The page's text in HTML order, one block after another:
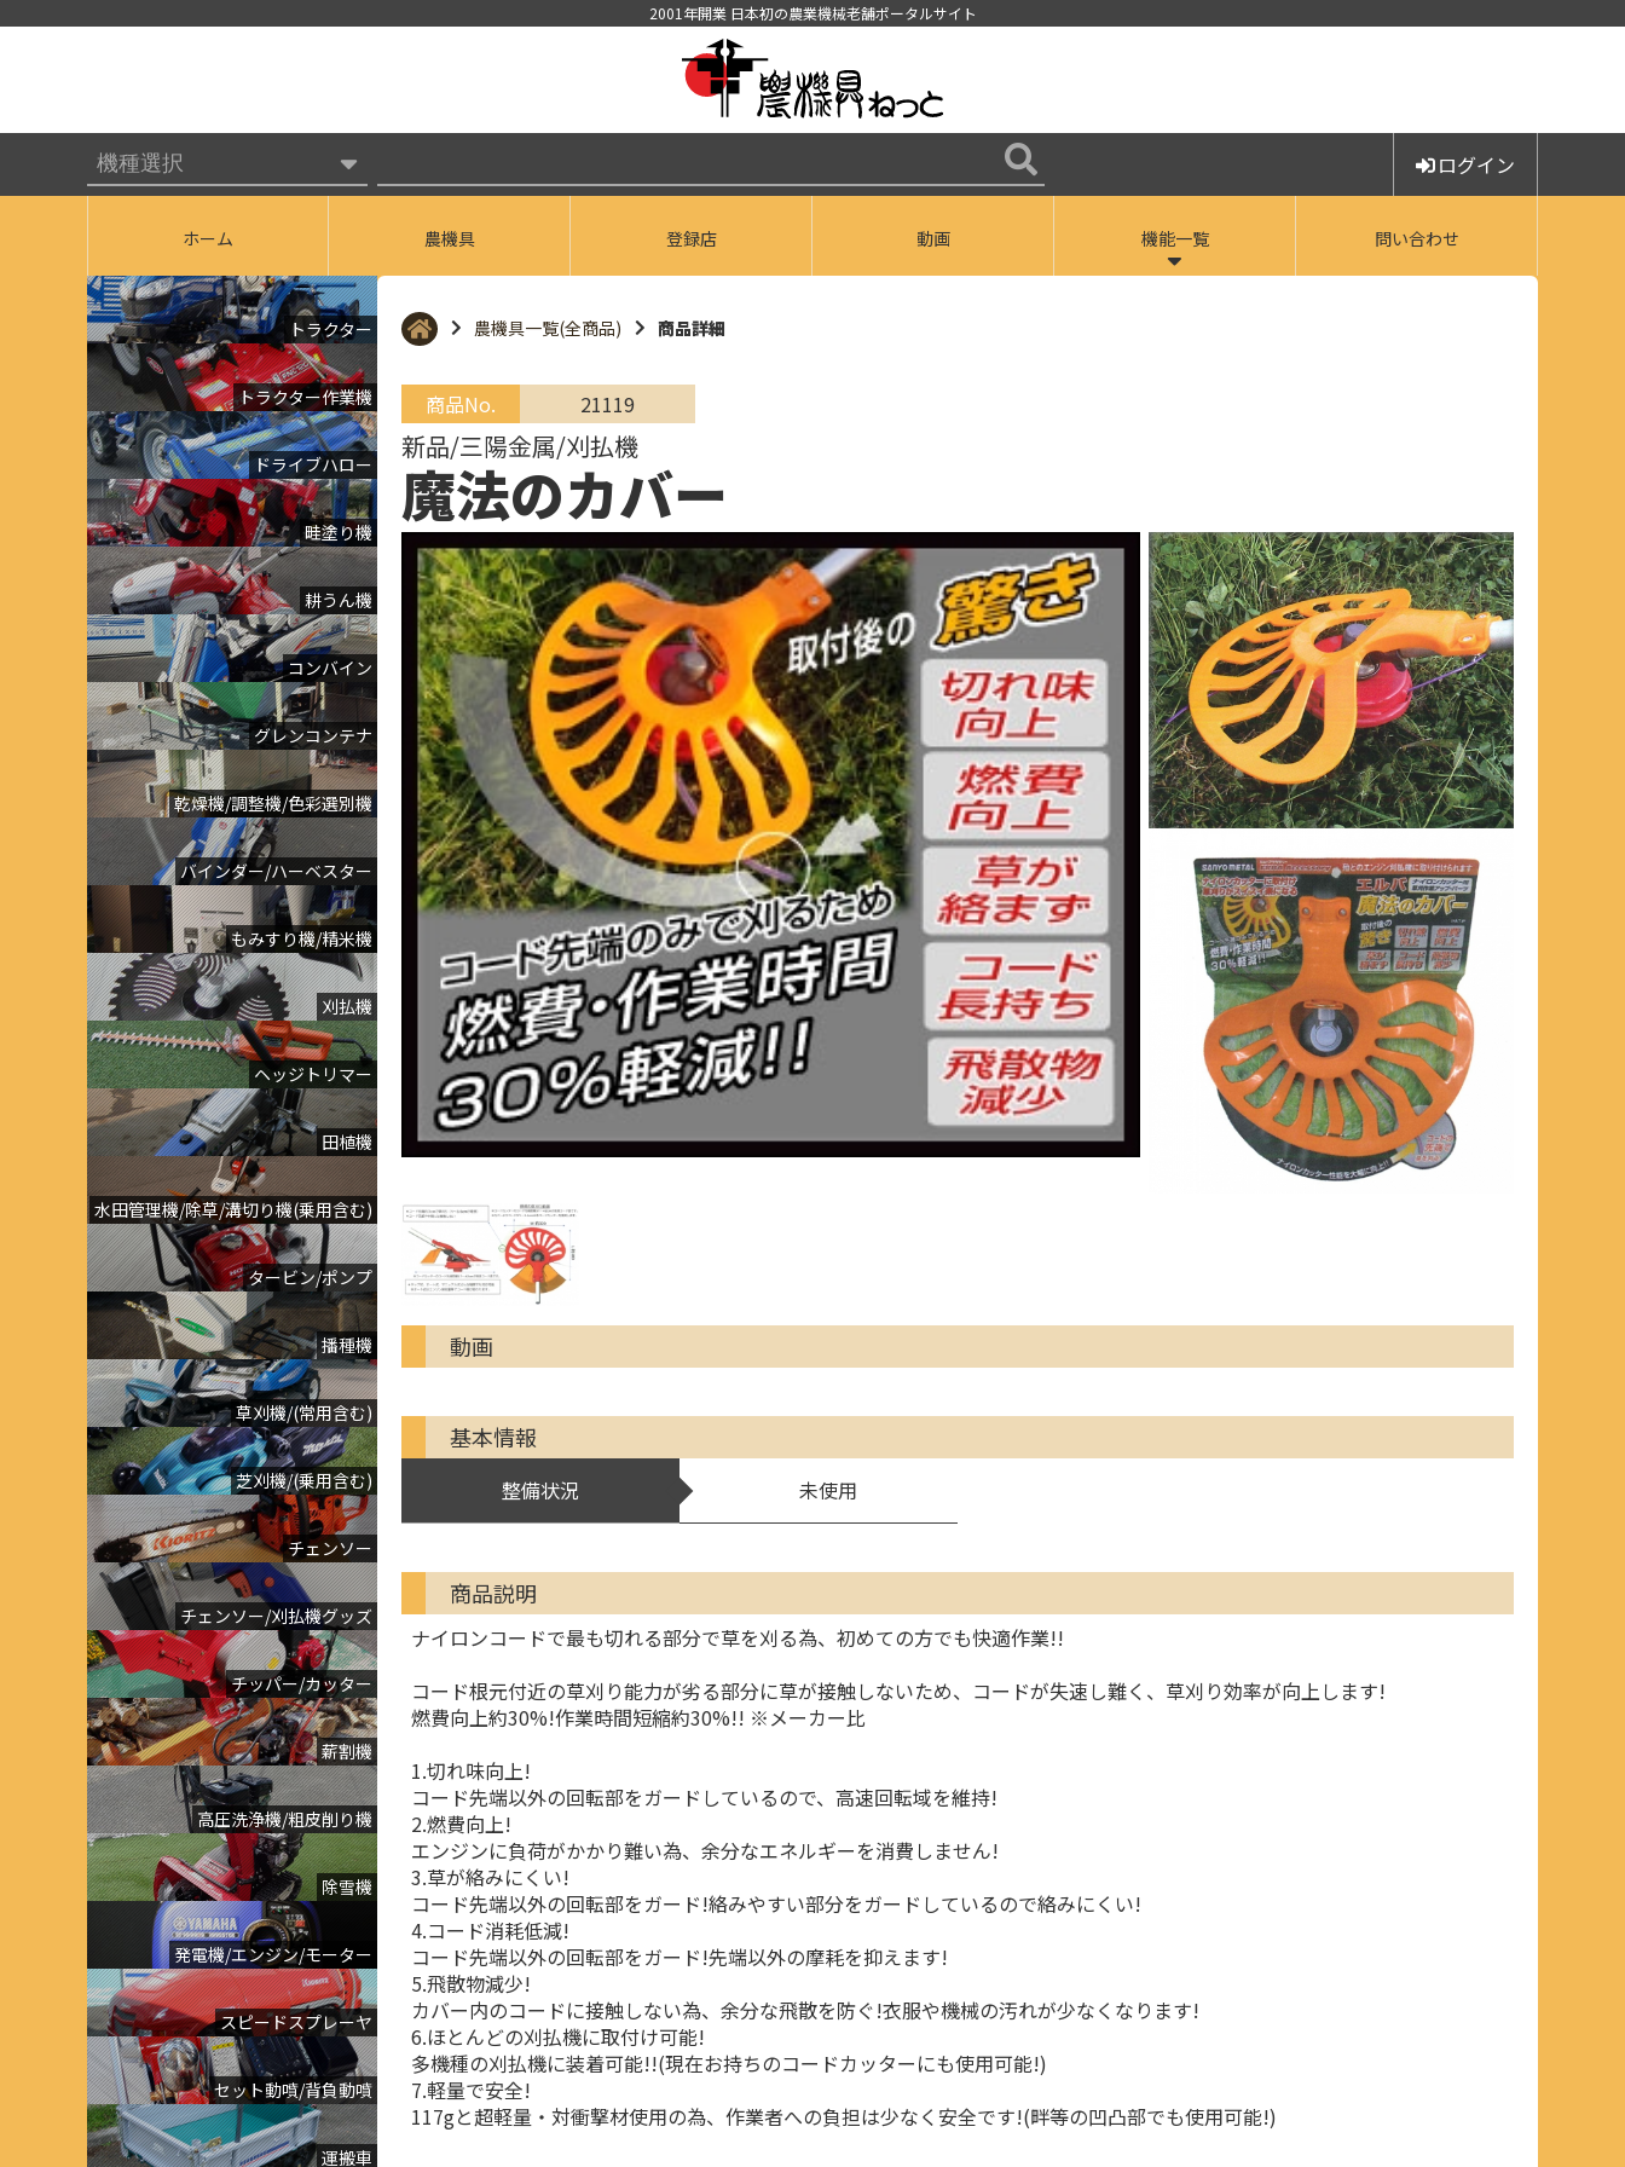
2001年開業 日本初の農業機械老舗ポータルサイト
ログイン
ホーム 農機具 登録店 動画 機能一覧 問い合わせ
トラクター
トラクター作業機
ドライブハロー
畦塗り機
耕うん機
コンバイン
グレンコンテナ
乾燥機/調整機/色彩選別機
バインダー/ハーベスター
もみすり機/精米機
刈払機
ヘッジトリマー
田植機
水田管理機/除草/溝切り機(乗用含む)
タービン/ポンプ
播種機
草刈機/(常用含む)
芝刈機/(乗用含む)
チェンソー
チェンソー/刈払機グッズ
チッパー/カッター
薪割機
高圧洗浄機/粗皮削り機
除雪機
発電機/エンジン/モーター
スピードスプレーヤ
セット動噴/背負動噴
運搬車
農機具一覧(全商品) 商品詳細
商品No. 21119
新品/三陽金属/刈払機
魔法のカバー
動画
基本情報
整備状況 未使用
商品説明
ナイロンコードで最も切れる部分で草を刈る為、初めての方でも快適作業!!
コード根元付近の草刈り能力が劣る部分に草が接触しないため、コードが失速し難く、草刈り効率が向上します!
燃費向上約30%!作業時間短縮約30%!! ※メーカー比
1.切れ味向上!
コード先端以外の回転部をガードしているので、高速回転域を維持!
2.燃費向上!
エンジンに負荷がかかり難い為、余分なエネルギーを消費しません!
3.草が絡みにくい!
コード先端以外の回転部をガード!絡みやすい部分をガードしているので絡みにくい!
4.コード消耗低減!
コード先端以外の回転部をガード!先端以外の摩耗を抑えます!
5.飛散物減少!
カバー内のコードに接触しない為、余分な飛散を防ぐ!衣服や機械の汚れが少なくなります!
6.ほとんどの刈払機に取付け可能!
多機種の刈払機に装着可能!!(現在お持ちのコードカッターにも使用可能!)
7.軽量で安全!
117gと超軽量・対衝撃材使用の為、作業者への負担は少なく安全です!(畔等の凹凸部でも使用可能!)